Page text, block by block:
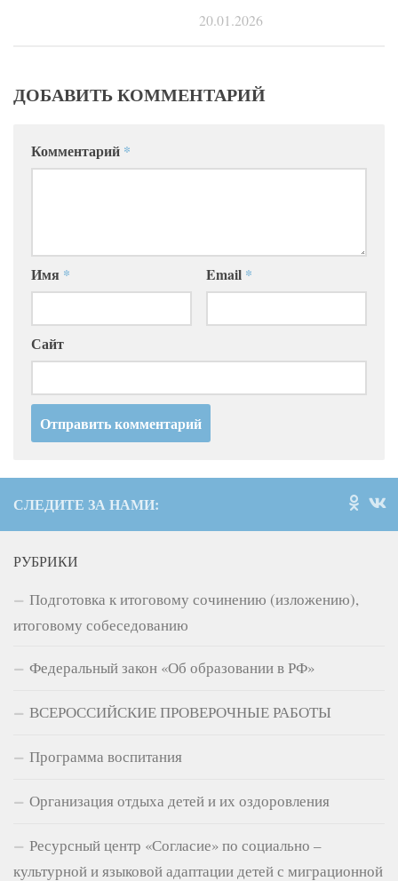
20.01.2026
ДОБАВИТЬ КОММЕНТАРИЙ
Комментарий *
Имя * Email *
Сайт
СЛЕДИТЕ ЗА НАМИ:
РУБРИКИ
Подготовка к итоговому сочинению (изложению),
итоговому собеседованию
Федеральный закон «Об образовании в РФ»
ВСЕРОССИЙСКИЕ ПРОВЕРОЧНЫЕ РАБОТЫ
Программа воспитания
Организация отдыха детей и их оздоровления
Ресурсный центр «Согласие» по социально –
культурной и языковой адаптации детей с миграционной